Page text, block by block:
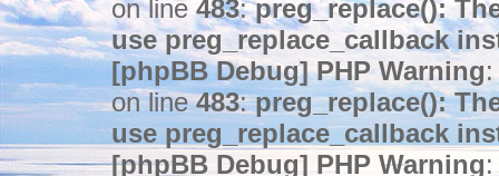
on line483:preg_replace():
use preg_replace_callback
[phpBB Debug] PHP Warning
on line483:preg_replace():
use preg_replace_callback
[phpBB Debug] PHP Warning